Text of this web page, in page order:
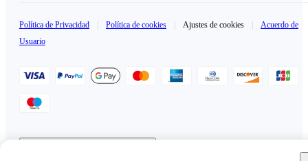
Política de Privacidad Política de cookies Ajustes de cookies
Acuerdo de
Usuario